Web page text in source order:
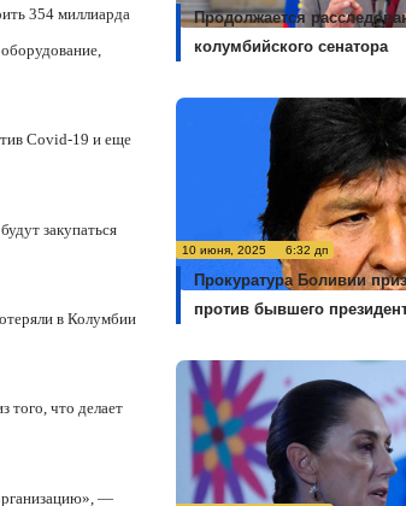
354 миллиарда
Covid-19 и еще
закупаться
в Колумбии
того, что делает
—
Продолжается
колумбийского сенатора
10 июня, 2025 6:32 дп
Прокуратура Боливии
против бывшего